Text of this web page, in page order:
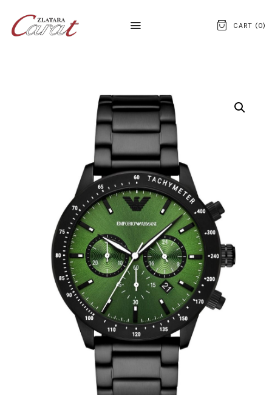
CART (0)
NASLOVNA
O NAMA
KONTAKT
SATOVI
SREBRNI NAKIT
ZLATNI NAKIT